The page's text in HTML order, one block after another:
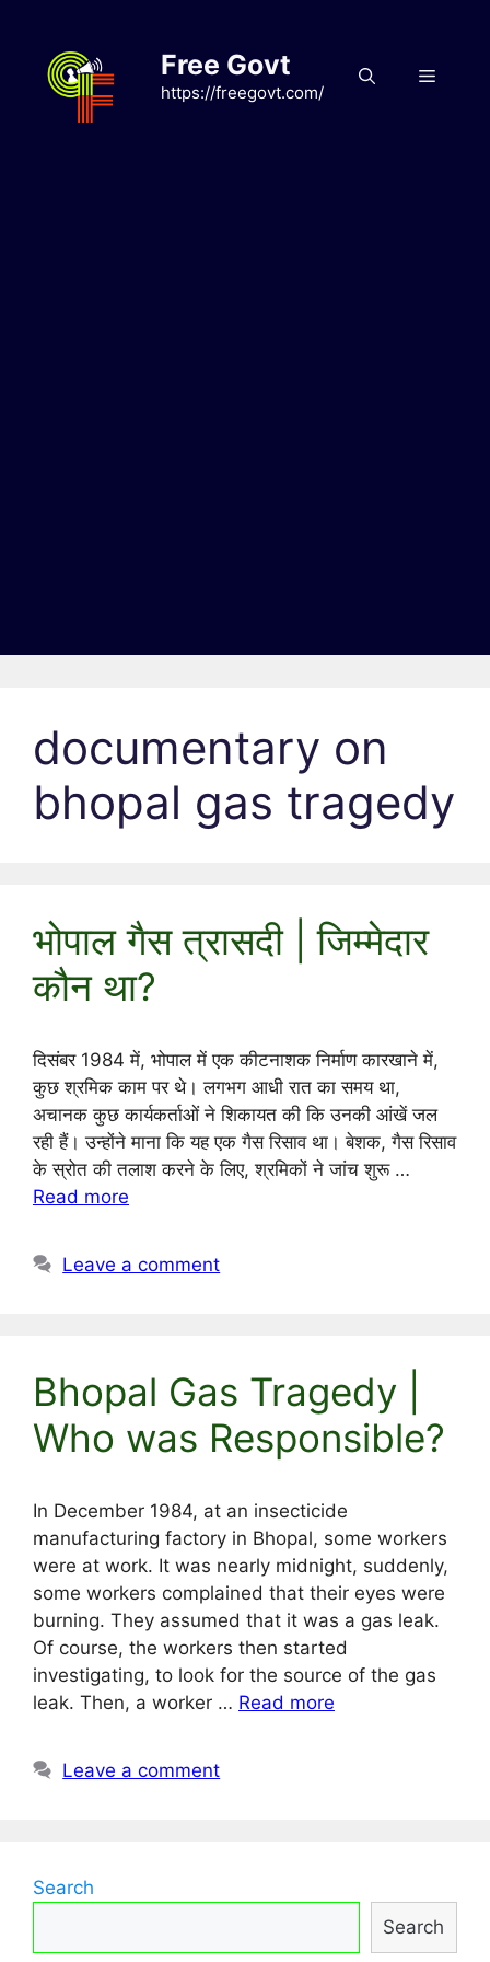
content
Free Govt
https://freegovt.com/
Menu
documentary on
bhopal gas tragedy
भोपाल गैस त्रासदी | जिम्मेदार
कौन था?
दिसंबर 1984 में, भोपाल में एक कीटनाशक निर्माण कारखाने में,
कुछ श्रमिक काम पर थे। लगभग आधी रात का समय था,
अचानक कुछ कार्यकर्ताओं ने शिकायत की कि उनकी आंखें जल
रही हैं। उन्होंने माना कि यह एक गैस रिसाव था। बेशक, गैस रिसाव
के स्रोत की तलाश करने के लिए, श्रमिकों ने जांच शुरू …
Read more
Leave a comment
Bhopal Gas Tragedy |
Who was Responsible?
In December 1984, at an insecticide
manufacturing factory in Bhopal, some workers
were at work. It was nearly midnight, suddenly,
some workers complained that their eyes were
burning. They assumed that it was a gas leak.
Of course, the workers then started
investigating, to look for the source of the gas
leak. Then, a worker … Read more
Leave a comment
Search
Search